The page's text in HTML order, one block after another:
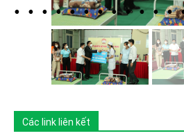
Các link liên kết